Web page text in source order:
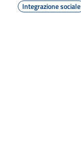
Integrazione sociale